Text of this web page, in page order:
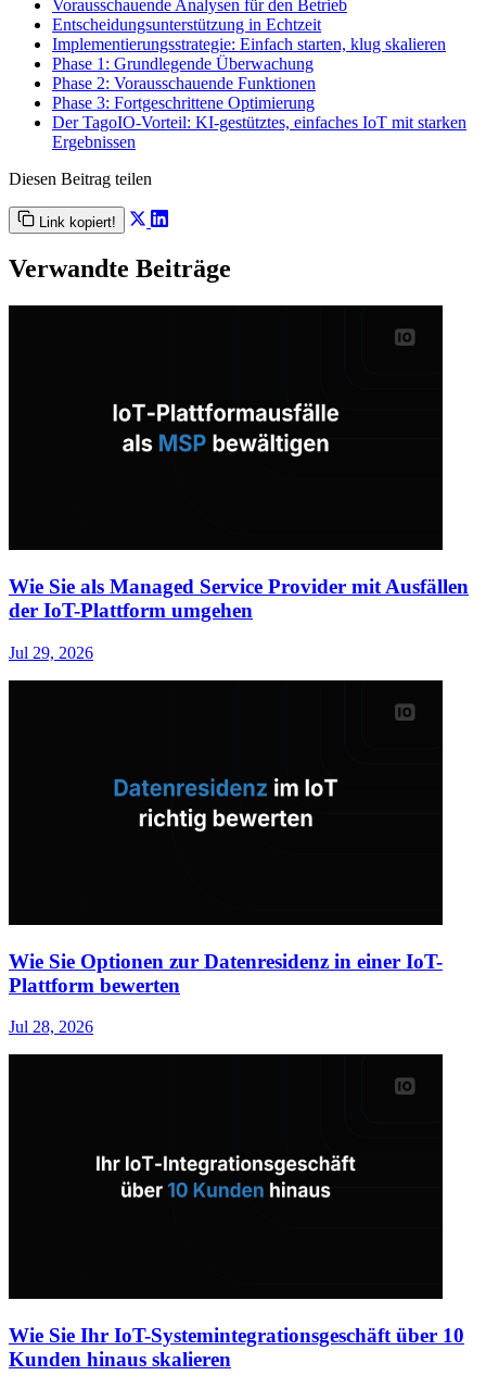
Vorausschauende Analysen für den Betrieb
Entscheidungsunterstützung in Echtzeit
Implementierungsstrategie: Einfach starten, klug skalieren
Phase 1: Grundlegende Überwachung
Phase 2: Vorausschauende Funktionen
Phase 3: Fortgeschrittene Optimierung
Der TagoIO-Vorteil: KI-gestütztes, einfaches IoT mit starken
Ergebnissen
Diesen Beitrag teilen
Link kopiert!
Verwandte Beiträge
Wie Sie als Managed Service Provider mit Ausfällen
der IoT-Plattform umgehen
Jul 29, 2026
Wie Sie Optionen zur Datenresidenz in einer IoT-
Plattform bewerten
Jul 28, 2026
Wie Sie Ihr IoT-Systemintegrationsgeschäft über 10
Kunden hinaus skalieren